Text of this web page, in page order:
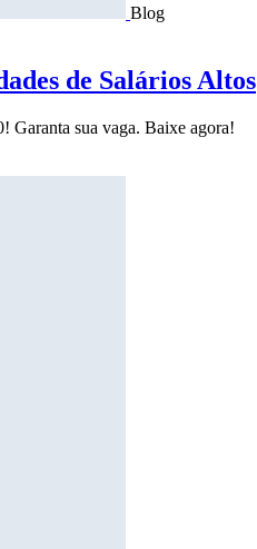
Blog
de Salários Altos
Garanta sua vaga. Baixe agora!